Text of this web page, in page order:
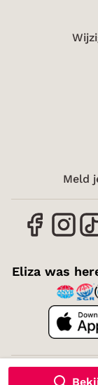
Meld
Eliza was
Over mij